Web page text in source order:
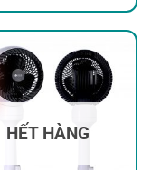
HẾT HÀNG